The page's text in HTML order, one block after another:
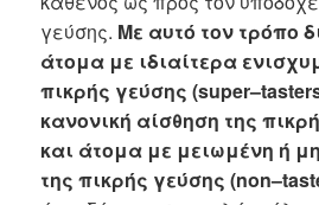
γεύσης. Με αυτό τον τρόπο
άτομα με ιδιαίτερα
πικρής γεύσης (super–
κανονική αίσθηση της
και άτομα με μειωμένη ή
της πικρής γεύσης (non–